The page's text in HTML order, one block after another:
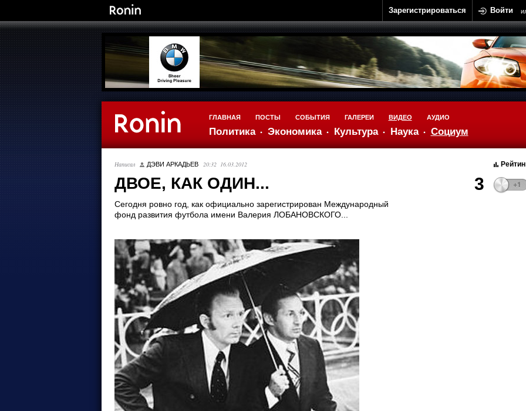
Зарегистрироваться Войти
ГЛАВНАЯ
Политика Экономика Культура Наука Социум
ПОСТЫ СОБЫТИЯ ГАЛЕРЕИ ВИДЕО АУДИО
Написал ДЭВИ АРКАДЬЕВ 20:32 16.03.2012
3
ДВОЕ, КАК ОДИН...
Сегодня ровно год, как официально зарегистрирован Международный
фонд развития футбола имени Валерия ЛОБАНОВСКОГО...